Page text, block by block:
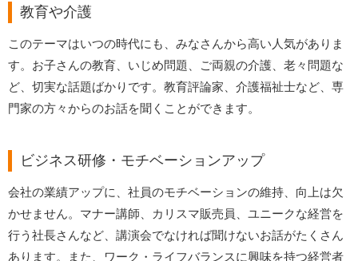
教育や介護
このテーマはいつの時代にも、みなさんから高い人気がありま
す。お子さんの教育、いじめ問題、ご両親の介護、老々問題な
ど、切実な話題ばかりです。教育評論家、介護福祉士など、専
門家の方々からのお話を聞くことができます。
ビジネス研修・モチベーションアップ
会社の業績アップに、社員のモチベーションの維持、向上は欠
かせません。マナー講師、カリスマ販売員、ユニークな経営を
行う社長さんなど、講演会でなければ聞けないお話がたくさん
あります。また、ワーク・ライフバランスに興味を持つ経営者